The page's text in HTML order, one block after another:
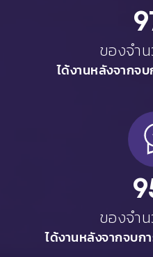
ของจำ
ได้งานหลังจากจ
ของจำ
ได้งานหลังจากจบก